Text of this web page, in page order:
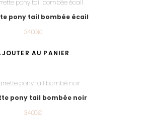
pony tail bombée écail
34.00€
AU PANIER
pony tail bombée noir
34.00€